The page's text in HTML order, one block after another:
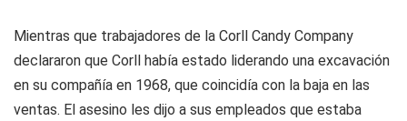
Mientras que trabajadores de la Corll Candy Company
declararon que Corll había estado liderando una excavación
en su compañía en 1968, que coincidía con la baja en las
ventas. El asesino les dijo a sus empleados que estaba